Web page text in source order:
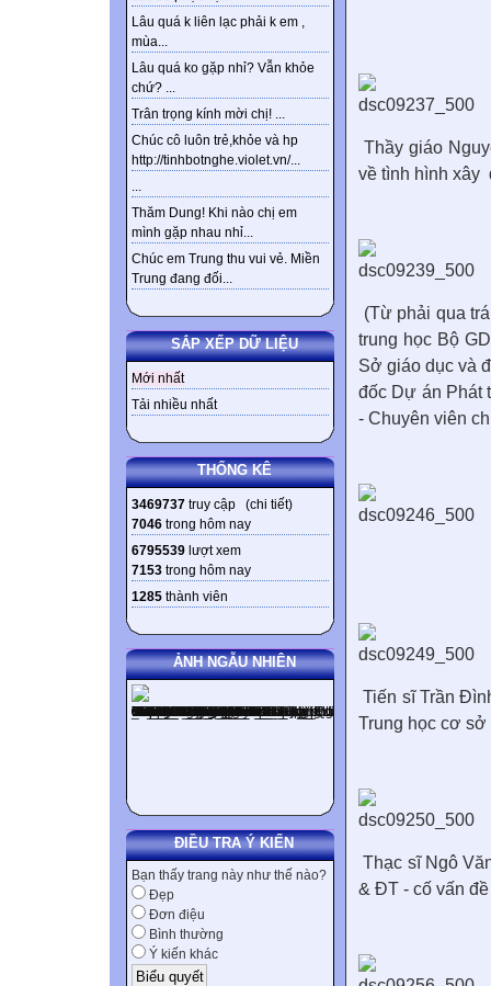
Lâu quá k liên lạc phải k em ,
mùa...
Lâu quá ko gặp nhỉ? Vẫn khỏe
chứ? ...
Trân trọng kính mời chị! ...
Chúc cô luôn trẻ,khỏe và hp
http://tinhbotnghe.violet.vn/...
...
Thăm Dung! Khi nào chị em
mình gặp nhau nhỉ...
Chúc em Trung thu vui vẻ. Miền
Trung đang đối...
SẮP XẾP DỮ LIỆU
Mới nhất
Tải nhiều nhất
THỐNG KÊ
3469737 truy cập (chi tiết)
7046 trong hôm nay
6795539 lượt xem
7153 trong hôm nay
1285 thành viên
ẢNH NGẪU NHIÊN
ĐIỀU TRA Ý KIẾN
Bạn thấy trang này như thế nào?
Đẹp
Đơn điệu
Bình thường
Ý kiến khác
Thầy giáo
về tình hình xây
(Từ phải qua
trung học Bộ
Sở giáo dục và
đốc Dự án Phát
- Chuyên viên
Tiến sĩ Trần
Trung học cơ
Thạc sĩ Ngô
& ĐT - cố vấn